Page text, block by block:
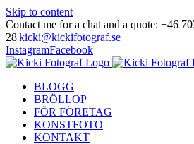
Skip to content
Contact me for a chat and a quote: +46
28|kicki@kickifotograf.se
InstagramFacebook
BLOGG
BRÖLLOP
FÖR FÖRETAG
KONSTFOTO
KONTAKT